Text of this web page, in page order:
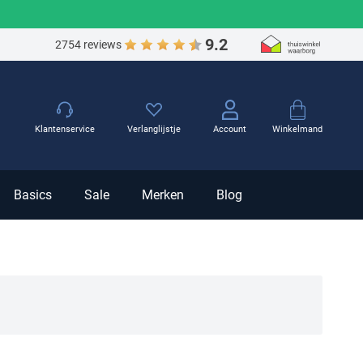
2754 reviews 9.2
Winkelmand
Basics Sale Merken Blog
Klantenservice Verlanglijstje Account